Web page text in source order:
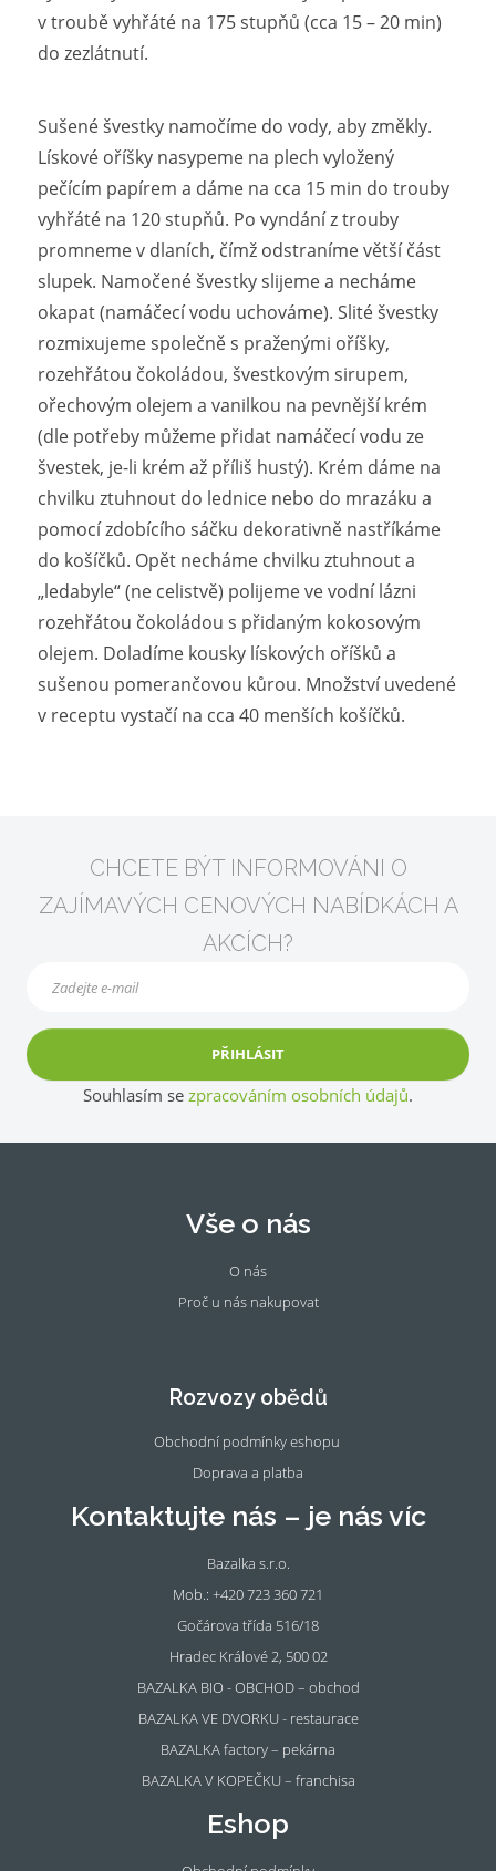
v troubě vyhřáté na 175 stupňů (cca 15 – 20 min)
do zezlátnutí.
Sušené švestky namočíme do vody, aby změkly.
Lískové oříšky nasypeme na plech vyložený
pečícím papírem a dáme na cca 15 min do trouby
vyhřáté na 120 stupňů. Po vyndání z trouby
promneme v dlaních, čímž odstraníme větší část
slupek. Namočené švestky slijeme a necháme
okapat (namáčecí vodu uchováme). Slité švestky
rozmixujeme společně s praženými oříšky,
rozehřátou čokoládou, švestkovým sirupem,
ořechovým olejem a vanilkou na pevnější krém
(dle potřeby můžeme přidat namáčecí vodu ze
švestek, je-li krém až příliš hustý). Krém dáme na
chvilku ztuhnout do lednice nebo do mrazáku a
pomocí zdobícího sáčku dekorativně nastříkáme
do košíčků. Opět necháme chvilku ztuhnout a
„ledabyle“ (ne celistvě) polijeme ve vodní lázni
rozehřátou čokoládou s přidaným kokosovým
olejem. Doladíme kousky lískových oříšků a
sušenou pomerančovou kůrou. Množství uvedené
v receptu vystačí na cca 40 menších košíčků.
CHCETE BÝT INFORMOVÁNI O
ZAJÍMAVÝCH CENOVÝCH NABÍDKÁCH A
AKCÍCH?
PŘIHLÁSIT
Souhlasím se zpracováním osobních údajů.
Vše o nás
O nás
Proč u nás nakupovat
k
m
Rozvozy obědů
Obchodní podmínky eshopu
Doprava a platba
Kontaktujte nás – je nás víc
Bazalka s.r.o.
Mob.: +420 723 360 721
Gočárova třída 516/18
Hradec Králové 2, 500 02
BAZALKA BIO - OBCHOD – obchod
BAZALKA VE DVORKU - restaurace
BAZALKA factory – pekárna
BAZALKA V KOPEČKU – franchisa
Eshop